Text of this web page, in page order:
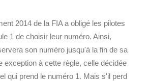
2014 de la FIA a obligé les pilotes
1 de choisir leur numéro. Ainsi,
son numéro jusqu'à la fin de sa
exception à cette règle, celle décidée
qui prend le numéro 1. Mais s'il perd